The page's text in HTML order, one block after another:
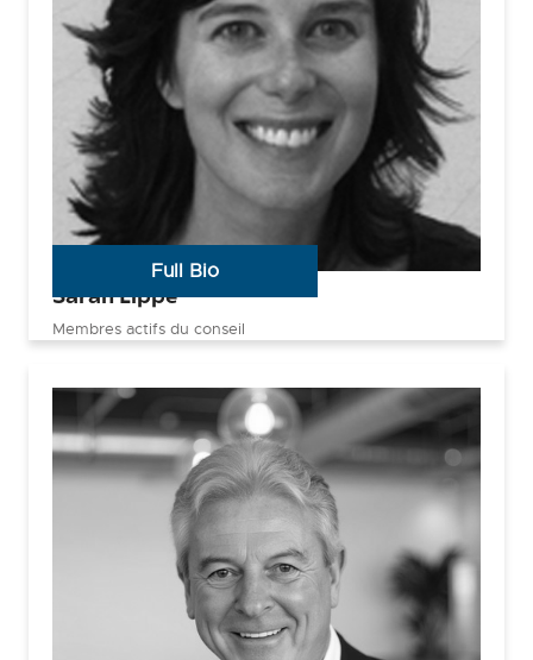
Sarah Lippé
Membres actifs du conseil
Full Bio